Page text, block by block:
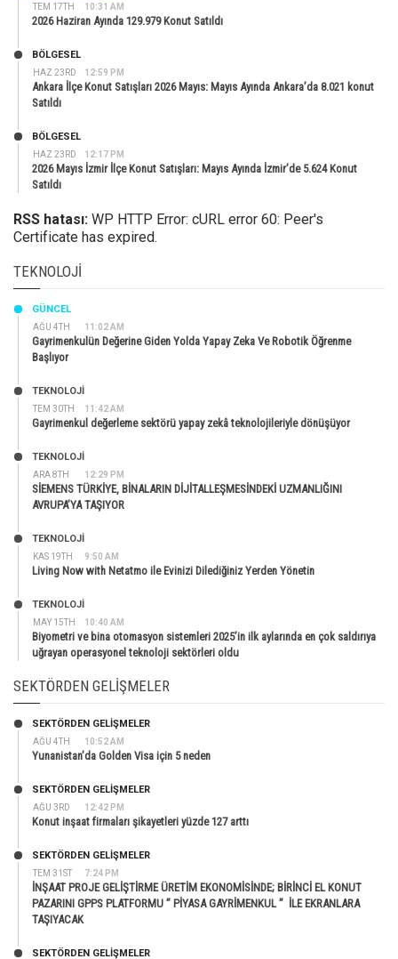
TEM 17TH 10:31 AM
2026 Haziran Ayında 129.979 Konut Satıldı
HAZ 23RD 12:59 PM
BÖLGESEL
Ankara İlçe Konut Satışları 2026 Mayıs: Mayıs Ayında Ankara’da 8.021 konut
Satıldı
HAZ 23RD 12:17 PM
BÖLGESEL
2026 Mayıs İzmir İlçe Konut Satışları: Mayıs Ayında İzmir’de 5.624 Konut
Satıldı
RSS hatası: WP HTTP Error: cURL error 60: Peer's
Certificate has expired.
TEKNOLOJI
AĞU 4TH 11:02 AM
GÜNCEL
Gayrimenkulün Değerine Giden Yolda Yapay Zeka Ve Robotik Öğrenme
Başlıyor
TEM 30TH 11:42 AM
TEKNOLOJİ
Gayrimenkul değerleme sektörü yapay zekâ teknolojileriyle dönüşüyor
ARA 8TH 12:29 PM
TEKNOLOJİ
SİEMENS TÜRKİYE, BİNALARIN DİJİTALLEŞMESİNDEKİ UZMANLIĞINI
AVRUPA’YA TAŞIYOR
KAS 19TH 9:50 AM
TEKNOLOJİ
Living Now with Netatmo ile Evinizi Dilediğiniz Yerden Yönetin
MAY 15TH 10:40 AM
TEKNOLOJİ
Biyometri ve bina otomasyon sistemleri 2025’in ilk aylarında en çok saldırıya
uğrayan operasyonel teknoloji sektörleri oldu
SEKTÖRDEN GELIŞMELER
AĞU 4TH 10:52 AM
SEKTÖRDEN GELIŞMELER
Yunanistan’da Golden Visa için 5 neden
AĞU 3RD 12:42 PM
SEKTÖRDEN GELIŞMELER
Konut inşaat firmaları şikayetleri yüzde 127 arttı
TEM 31ST 7:24 PM
SEKTÖRDEN GELIŞMELER
İNŞAAT PROJE GELİŞTİRME ÜRETİM EKONOMİSİNDE; BİRİNCİ EL KONUT
PAZARINI GPPS PLATFORMU ” PİYASA GAYRİMENKUL ” İLE EKRANLARA
TAŞIYACAK
SEKTÖRDEN GELIŞMELER